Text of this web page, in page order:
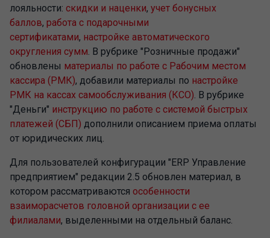
лояльности: скидки и наценки, учет бонусных
баллов, работа с подарочными
сертификатами, настройке автоматического
округления сумм. В рубрике "Розничные продажи"
обновлены материалы по работе с Рабочим местом
кассира (РМК), добавили материалы по настройке
РМК на кассах самообслуживания (КСО). В рубрике
"Деньги" инструкцию по работе с системой быстрых
платежей (СБП) дополнили описанием приема оплаты
от юридических лиц.
Для пользователей конфигурации "ERP Управление
предприятием" редакции 2.5 обновлен материал, в
котором рассматриваются особенности
взаиморасчетов головной организации с ее
филиалами, выделенными на отдельный баланс.